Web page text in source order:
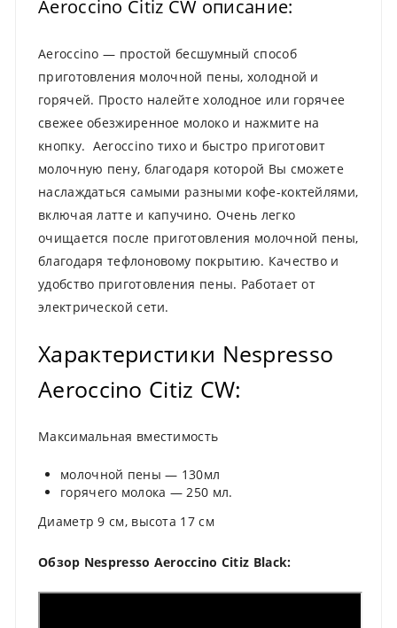
Aeroccino Citiz CW описание:
Aeroccino — простой бесшумный способ
приготовления молочной пены, холодной и
горячей. Просто налейте холодное или горячее
свежее обезжиренное молоко и нажмите на
кнопку. Aeroccino тихо и быстро приготовит
молочную пену, благодаря которой Вы сможете
наслаждаться самыми разными кофе-коктейлями,
включая латте и капучино. Очень легко
очищается после приготовления молочной пены,
благодаря тефлоновому покрытию. Качество и
удобство приготовления пены. Работает от
электрической сети.
Характеристики Nespresso
Aeroccino Citiz CW:
Максимальная вместимость
молочной пены — 130мл
горячего молока — 250 мл.
Диаметр 9 см, высота 17 см
Обзор Nespresso Aeroccino Citiz Black: